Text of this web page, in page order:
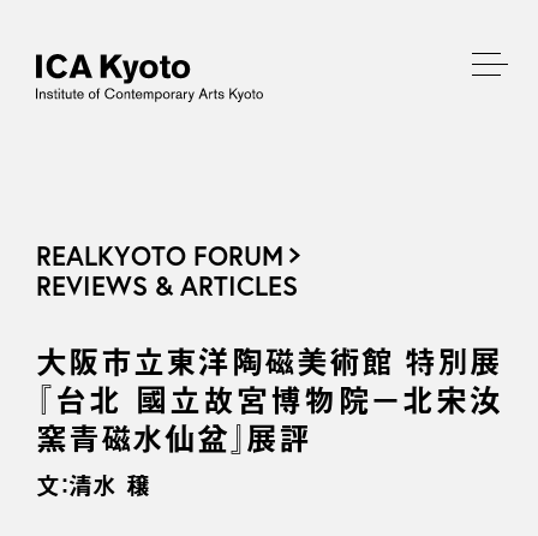
REALKYOTO FORUM
REVIEWS & ARTICLES
大阪市立東洋陶磁美術館 特別展
『台北 國立故宮博物院−北宋汝
窯青磁水仙盆』展評
文：清水 穣